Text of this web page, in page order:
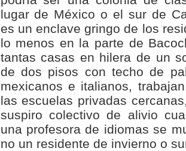
lugar de México o el sur de
es un enclave gringo de los
lo menos en la parte de
tantas casas en hilera de un
de dos pisos con techo de
mexicanos e italianos,
las escuelas privadas
suspiro colectivo de alivio
una profesora de idiomas se
no un residente de invierno o